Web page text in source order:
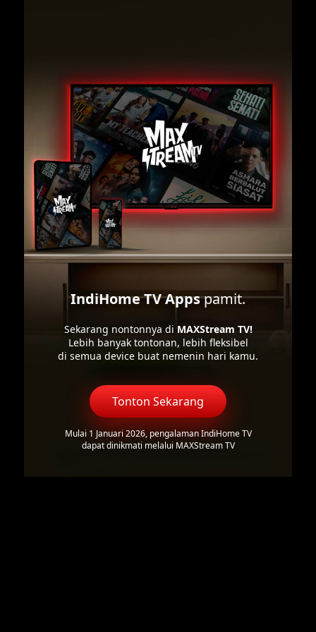
IndiHome TV Appspamit.
Sekarang nontonnya di MAXStream TV!
Lebih banyak tontonan, lebih fleksibel
di semua device buat nemenin hari kamu.
Tonton Sekarang
Mulai 1 Januari 2026, pengalaman IndiHome TV
dapat dinikmati melalui MAXStream TV